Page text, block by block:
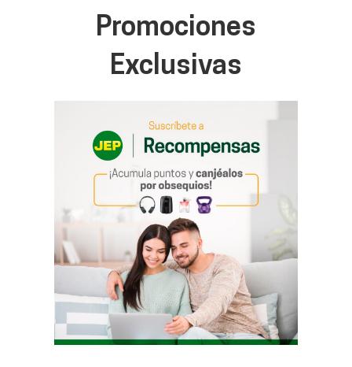
Promociones
Exclusivas